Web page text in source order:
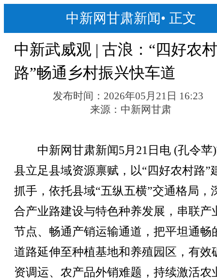
中新网甘肃新闻• 正文
中新武威观 | 古浪：“四好农村
路”畅通乡村振兴快车道
发布时间： 2026年05月21日 16:23
来源： 中新网甘肃
中新网甘肃新闻5月21日电 (孔令苹
县立足县域资源禀赋，以“四好农村路”
抓手，依托县域“五纵五横”交通格局，
合产业路建设与特色种养发展，串联产
节点、畅通产销运输通道，把平坦通畅
道路延伸至种植基地和养殖园区，有效
资调运、农产品外销难题，持续激活农